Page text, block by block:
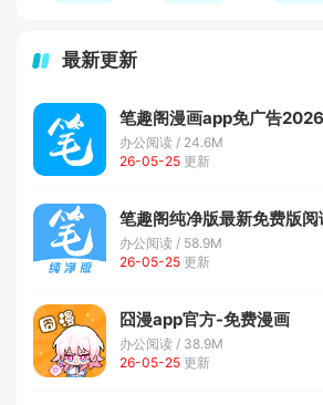
最新更新
笔趣阁漫画app免广告
办公阅读 / 24.6M
26-05-25 更新
笔趣阁纯净版最新免费版阅
办公阅读 / 58.9M
26-05-25 更新
囧漫app官方-免费漫画
办公阅读 / 38.9M
26-05-25 更新